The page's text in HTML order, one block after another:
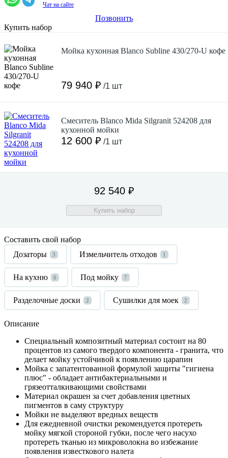
Чат на сайте
Позвонить
Купить набор
Мойка кухонная Blanco Subline 430/270-U кофе
79 940 ₽ /1 шт
Смеситель Blanco Mida Silgranit 524208 для
кухонной мойки
12 600 ₽ /1 шт
92 540 ₽
Купить набор
Составить свой набор
Дозаторы
3 Измельчитель отходов 1
На кухню 6 Под мойку 7
Разделочные доски 2 Сушилки для моек 2
Описание
Специальный композитный материал состоит на 80
процентов из самого твердого компонента - гранита, что
делает мойку устойчивой к появлению царапин
Мойка с запатентованной формулой защиты "гигиена
плюс" - обладает антибактериальными и
грязеотталкивающими свойствами
Материал окрашен за счет добавления цветных
пигментов в саму структуру
Мойки не выделяют вредных веществ
Для ежедневной очистки рекомендуется протереть
мойку мягкой стороной губки, после чего насухо
протереть тканью из микроволокна во избежание
появления известкового налета